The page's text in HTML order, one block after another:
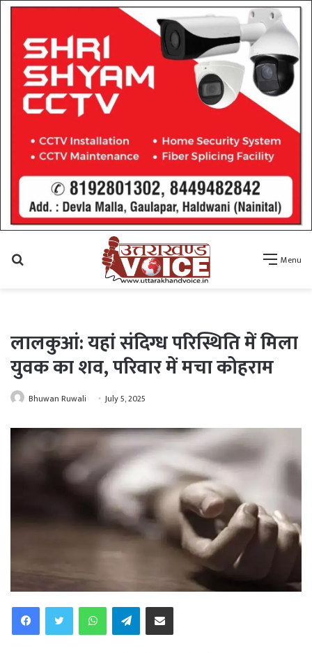
Menu
लालकुआं: यहां संदिग्ध परिस्थिति में मिला
युवक का शव, परिवार में मचा कोहराम
Bhuwan Ruwali July 5, 2025
WhatsAppTelegramShare via Email